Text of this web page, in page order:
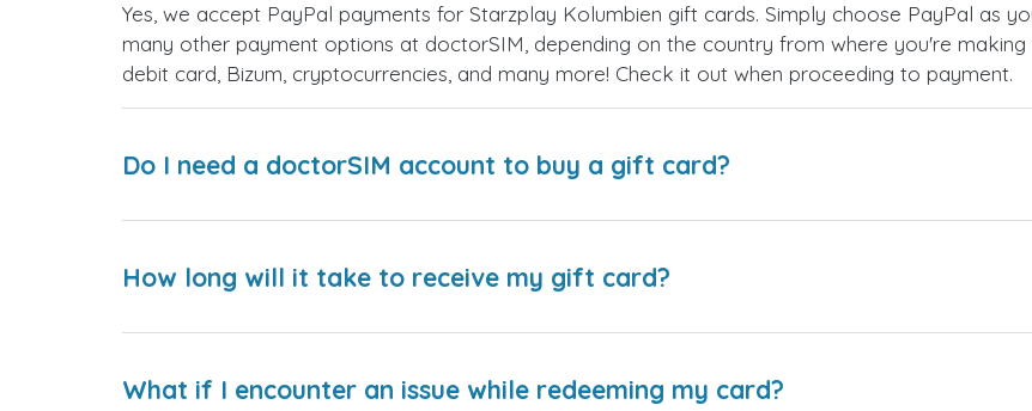
Yes, we accept PayPal payments for Starzplay Kolumbien gift cards. Simply choose PayPal as
many other payment options at doctorSIM, depending on the country from where you're
debit card, Bizum, cryptocurrencies, and many more! Check it out when proceeding to payment.
Do I need a doctorSIM account to buy a gift card?
How long will it take to receive my gift card?
What if I encounter an issue while redeeming my card?